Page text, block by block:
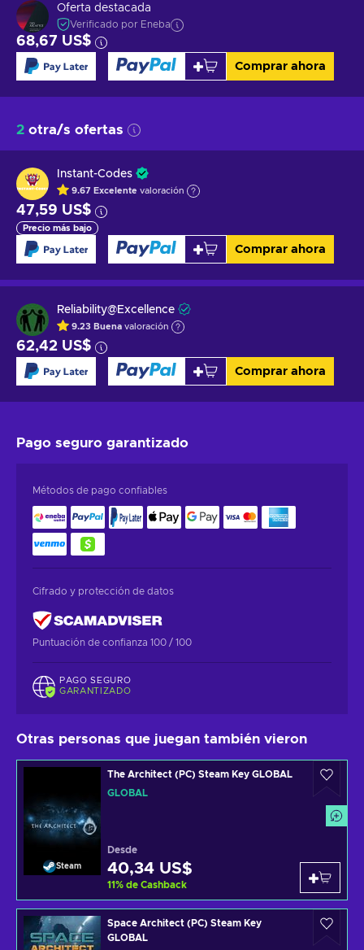
Oferta destacada
Verificado por Eneba
68,67 US$
Comprar ahora
2 otra/s ofertas
Instant-Codes
9.67 Excelente valoración
47,59 US$
Precio más bajo
Comprar ahora
Reliability@Excellence
9.23 Buena valoración
62,42 US$
Comprar ahora
Pago seguro garantizado
Métodos de pago confiables
Cifrado y protección de datos
Puntuación de confianza 100 / 100
PAGO SEGURO
GARANTIZADO
Otras personas que juegan también vieron
Steam
The Architect (PC) Steam Key GLOBAL
GLOBAL
Desde
40,34 US$
11% de Cashback
Space Architect (PC) Steam Key
GLOBAL